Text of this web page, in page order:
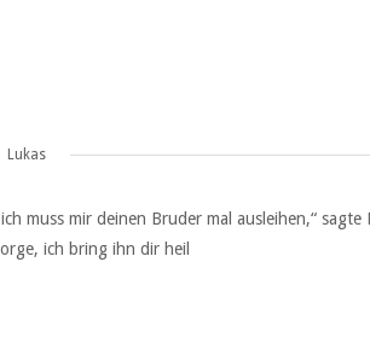
Lukas
mir deinen Bruder mal ausleihen,“ sagte
ich bring ihn dir heil